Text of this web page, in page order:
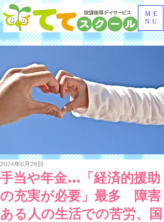
ME
NU
手当や年金…「経済的援助
の充実が必要」最多 障害
ある人の生活での苦労、国
2024年6月28日